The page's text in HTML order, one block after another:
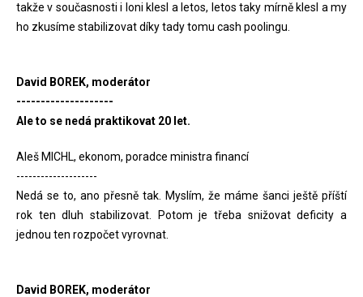
takže v současnosti i loni klesl a letos, letos taky mírně klesl a my
ho zkusíme stabilizovat díky tady tomu cash poolingu.
David BOREK, moderátor
--------------------
Ale to se nedá praktikovat 20 let.
Aleš MICHL, ekonom, poradce ministra financí
--------------------
Nedá se to, ano přesně tak. Myslím, že máme šanci ještě příští
rok ten dluh stabilizovat. Potom je třeba snižovat deficity a
jednou ten rozpočet vyrovnat.
David BOREK, moderátor